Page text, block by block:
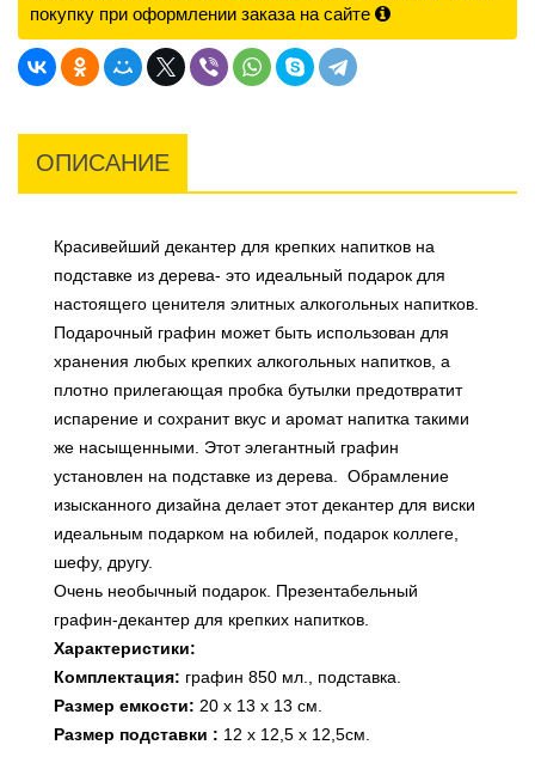
покупку при оформлении заказа на сайте
ОПИСАНИЕ
Красивейший декантер для крепких напитков на
подставке из дерева- это идеальный подарок для
настоящего ценителя элитных алкогольных напитков.
Подарочный графин может быть использован для
хранения любых крепких алкогольных напитков, а
плотно прилегающая пробка бутылки предотвратит
испарение и сохранит вкус и аромат напитка такими
же насыщенными. Этот элегантный графин
установлен на подставке из дерева. Обрамление
изысканного дизайна делает этот декантер для виски
идеальным подарком на юбилей, подарок коллеге,
шефу, другу.
Очень необычный подарок. Презентабельный
графин-декантер для крепких напитков.
Характеристики:
Комплектация: графин 850 мл., подставка.
Размер емкости: 20 х 13 х 13 см.
Размер подставки : 12 х 12,5 х 12,5см.